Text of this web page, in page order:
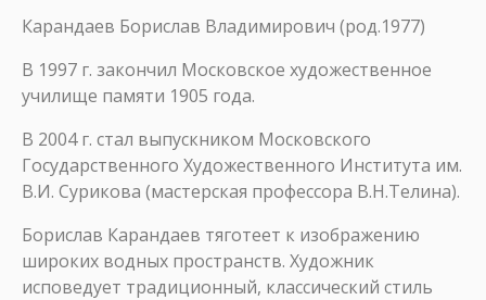
Карандаев Борислав Владимирович (род.1977)
В 1997 г. закончил Московское художественное
училище памяти 1905 года.
В 2004 г. стал выпускником Московского
Государственного Художественного Института им.
В.И. Сурикова (мастерская профессора В.Н.Телина).
Борислав Карандаев тяготеет к изображению
широких водных пространств. Художник
исповедует традиционный, классический стиль